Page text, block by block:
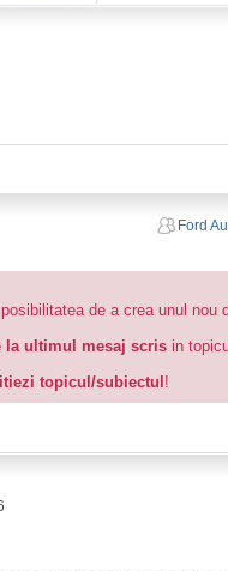
Ford
de a crea unul nou
la ultimul mesaj scrisin
topicul/subiectul !